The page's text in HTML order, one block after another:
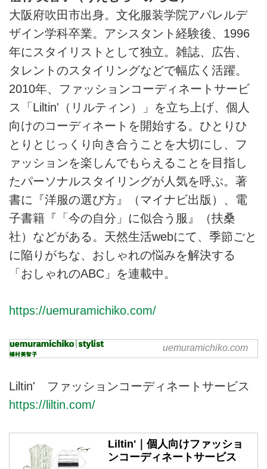
大阪府吹田市出身。文化服装学院アパレルデ
ザイン学科卒業。アシスタント経験後、1996
年にスタイリストとして独立。雑誌、広告、
タレントのスタイリングなどで幅広く活躍。
2010年、ファッションコーディネートサービ
ス「Liltin'（リルティン）」を立ち上げ、個人
向けのコーディネートを開始する。ひとりひ
とりとじっくり向き合うことを大切にし、フ
ァッションを楽しんでもらえることを目指し
たパーソナルスタイリングが人気を呼ぶ。著
書に『洋服の選び方』（マイナビ出版）、電
子書籍『「今の自分」に似合う服』（扶桑
社）などがある。天然生活webにて、季節ごと
に陥りがちな、おしゃれの悩みを解決する
「おしゃれのABC」を連載中。
https://uemuramichiko.com/
uemuramichiko | stylist 植村
スタイリスト植村美智子のホーム
uemuramichiko.com
Liltin' ファッションコーディネートサービス
https://liltin.com/
Liltin'｜個人向けファッショ
ンコーディネートサービス